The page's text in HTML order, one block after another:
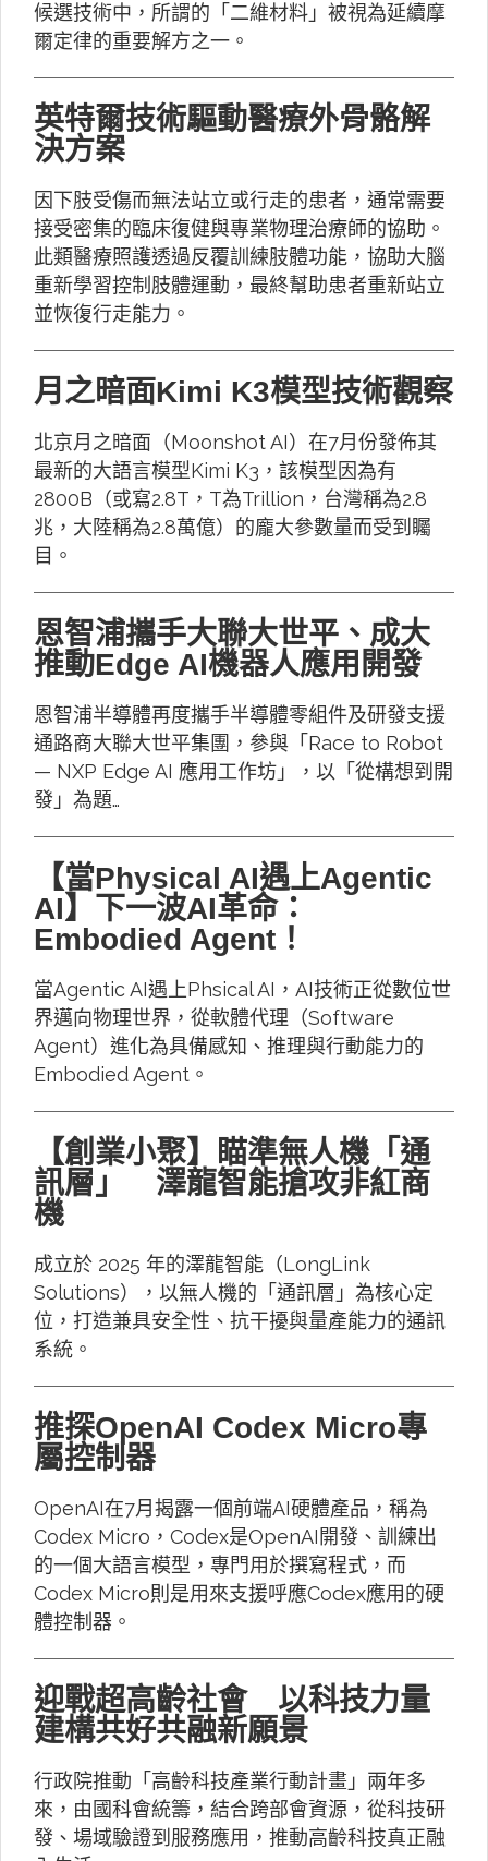
候選技術中，所謂的「二維材料」被視為延續摩
爾定律的重要解方之一。
英特爾技術驅動醫療外骨骼解
決方案
因下肢受傷而無法站立或行走的患者，通常需要
接受密集的臨床復健與專業物理治療師的協助。
此類醫療照護透過反覆訓練肢體功能，協助大腦
重新學習控制肢體運動，最終幫助患者重新站立
並恢復行走能力。
月之暗面Kimi K3模型技術觀察
北京月之暗面（Moonshot AI）在7月份發佈其
最新的大語言模型Kimi K3，該模型因為有
2800B（或寫2.8T，T為Trillion，台灣稱為2.8
兆，大陸稱為2.8萬億）的龐大參數量而受到矚
目。
恩智浦攜手大聯大世平、成大
推動Edge AI機器人應用開發
恩智浦半導體再度攜手半導體零組件及研發支援
通路商大聯大世平集團，參與「Race to Robot
— NXP Edge AI 應用工作坊」，以「從構想到開
發」為題…
【當Physical AI遇上Agentic
AI】下一波AI革命：
Embodied Agent！
當Agentic AI遇上Phsical AI，AI技術正從數位世
界邁向物理世界，從軟體代理（Software
Agent）進化為具備感知、推理與行動能力的
Embodied Agent。
【創業小聚】瞄準無人機「通
訊層」 澤龍智能搶攻非紅商
機
成立於 2025 年的澤龍智能（LongLink
Solutions），以無人機的「通訊層」為核心定
位，打造兼具安全性、抗干擾與量產能力的通訊
系統。
推探OpenAI Codex Micro專
屬控制器
OpenAI在7月揭露一個前端AI硬體產品，稱為
Codex Micro，Codex是OpenAI開發、訓練出
的一個大語言模型，專門用於撰寫程式，而
Codex Micro則是用來支援呼應Codex應用的硬
體控制器。
迎戰超高齡社會 以科技力量
建構共好共融新願景
行政院推動「高齡科技產業行動計畫」兩年多
來，由國科會統籌，結合跨部會資源，從科技研
發、場域驗證到服務應用，推動高齡科技真正融